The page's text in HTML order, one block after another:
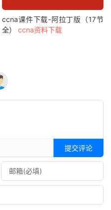
ccna课件下载-阿拉丁版（17节
全）ccna资料下载
提交评论